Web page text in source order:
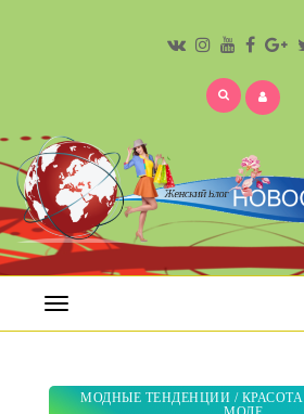
Открыть
меню
МОДНЫЕ ТЕНДЕНЦИИ / КРАСОТА